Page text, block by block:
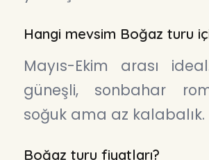
Hangi mevsim Boğaz turu
Mayıs-Ekim arası
güneşli, sonbahar
soğuk ama az kalabalık.
Boğaz turu fiyatları?